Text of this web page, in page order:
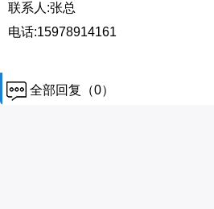
联系人:张总
电话:15978914161
全部回复（0）